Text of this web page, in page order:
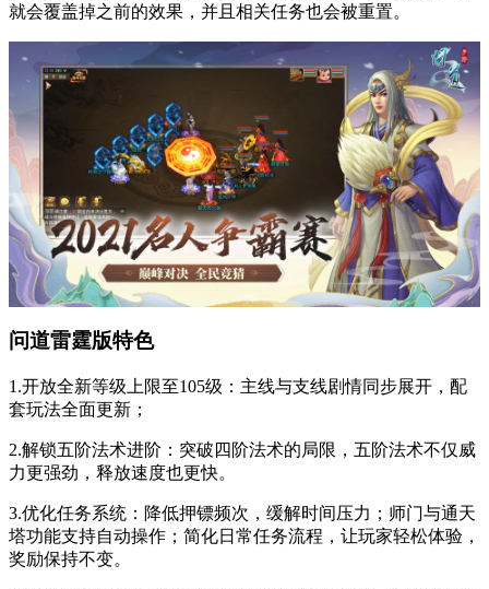
就会覆盖掉之前的效果，并且相关任务也会被重置。
问道雷霆版特色
1.开放全新等级上限至105级：主线与支线剧情同步展开，配
套玩法全面更新；
2.解锁五阶法术进阶：突破四阶法术的局限，五阶法术不仅威
力更强劲，释放速度也更快。
3.优化任务系统：降低押镖频次，缓解时间压力；师门与通天
塔功能支持自动操作；简化日常任务流程，让玩家轻松体验，
奖励保持不变。